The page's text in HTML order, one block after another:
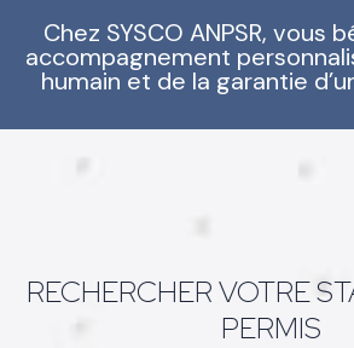
Chez SYSCO ANPSR, vous
accompagnement
humain et de la garantie
RECHERCHER VOTRE
PERMIS